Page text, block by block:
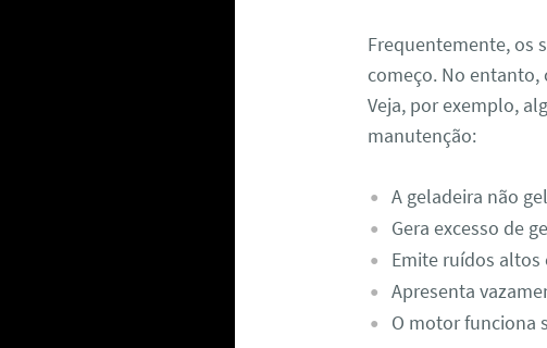
Frequentemente, os
começo. No
Veja, por exemplo,
manutenção:
A geladeira não
Gera excesso de
Emite ruídos
Apresenta
O motor funciona